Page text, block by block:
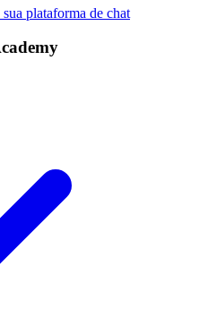
plataforma de chat